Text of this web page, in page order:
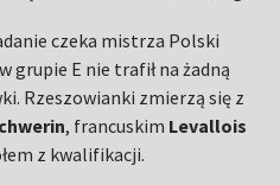
czeka mistrza Polski
grupie E nie trafił na żadną
Rzeszowianki zmierzą się z
, francuskim Levallois
z kwalifikacji.